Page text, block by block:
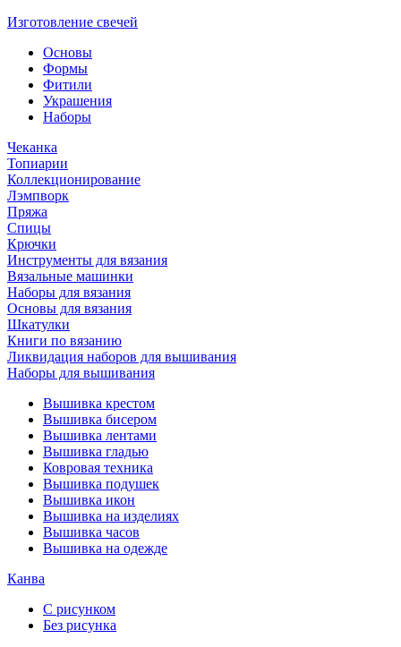
Изготовление свечей
Основы
Формы
Фитили
Украшения
Наборы
Чеканка
Топиарии
Коллекционирование
Лэмпворк
Пряжа
Спицы
Крючки
Инструменты для вязания
Вязальные машинки
Наборы для вязания
Основы для вязания
Шкатулки
Книги по вязанию
Ликвидация наборов для вышивания
Наборы для вышивания
Вышивка крестом
Вышивка бисером
Вышивка лентами
Вышивка гладью
Ковровая техника
Вышивка подушек
Вышивка икон
Вышивка на изделиях
Вышивка часов
Вышивка на одежде
Канва
С рисунком
Без рисунка